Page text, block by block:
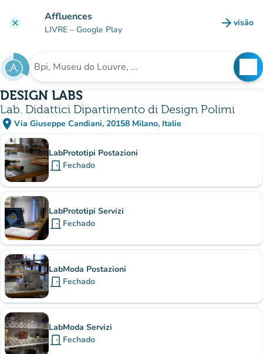
clear Affluences
LIVRE – Google Play arrow_forward visão
(novo
Procura uma instituição
DESIGN LABS
Lab. Didattici Dipartimento di Design Polimi
place Via Giuseppe Candiani, 20158 Milano, Italie
(abrir no Google Maps)
(novo separador)
Subinstituições
LabPrototipi Postazioni
door_front Fechado
LabPrototipi Servizi
door_front Fechado
LabModa Postazioni
door_front Fechado
LabModa Servizi
door_front Fechado